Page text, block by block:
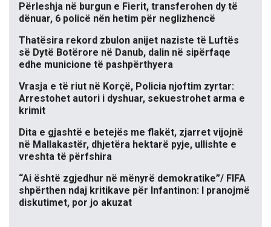
Përleshja në burgun e Fierit, transferohen dy të
dënuar, 6 policë nën hetim për neglizhencë
Thatësira rekord zbulon anijet naziste të Luftës
së Dytë Botërore në Danub, dalin në sipërfaqe
edhe municione të pashpërthyera
Vrasja e të riut në Korçë, Policia njoftim zyrtar:
Arrestohet autori i dyshuar, sekuestrohet arma e
krimit
Dita e gjashtë e betejës me flakët, zjarret vijojnë
në Mallakastër, dhjetëra hektarë pyje, ullishte e
vreshta të përfshira
“Ai është zgjedhur në mënyrë demokratike”/ FIFA
shpërthen ndaj kritikave për Infantinon: I pranojmë
diskutimet, por jo akuzat